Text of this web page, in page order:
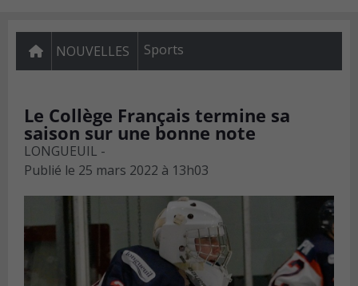
NOUVELLES Sports
Le Collège Français termine sa
saison sur une bonne note
LONGUEUIL -
Publié le 25 mars 2022 à 13h03